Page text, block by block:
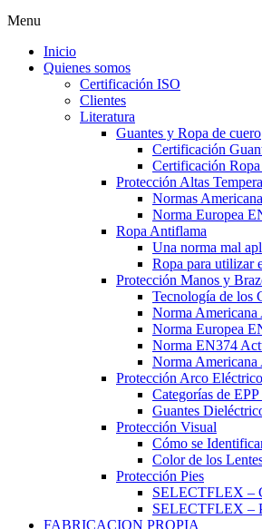
Menu
Inicio
Quienes somos
Certificación ISO
Clientes
Literatura
Guantes y Ropa de cuero
Certificación
Certificación
Protección Altas
Normas
Norma Europea
Ropa Antiflama
Una norma mal
Ropa para utilizar
Protección Manos y
Tecnología de los
Norma
Norma Europea
Norma EN374
Norma
Protección Arco Eléctrico
Categorías de
Guantes
Protección Visual
Cómo se
Color de los
Protección Pies
SELECTFLEX –
SELECTFLEX –
FABRICACION PROPIA